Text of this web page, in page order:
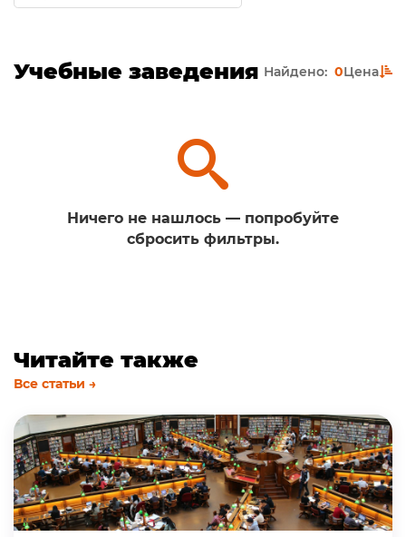
Учебные заведения Найдено: 0Цена
Ничего не нашлось — попробуйте
сбросить фильтры.
Читайте также
Все статьи →